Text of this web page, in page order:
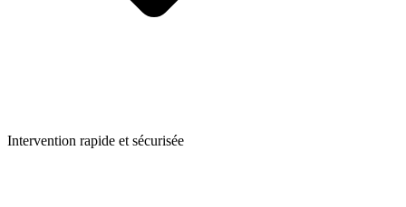
Intervention rapide et sécurisée